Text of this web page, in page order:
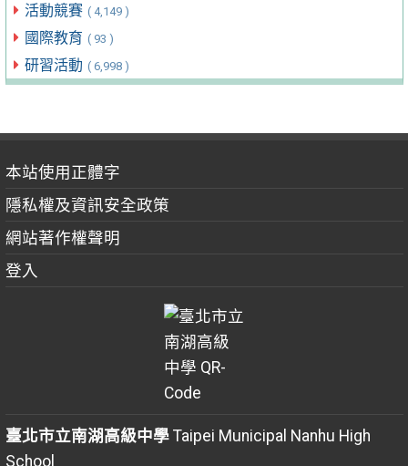
活動競賽 ( 4,149 )
國際教育 ( 93 )
研習活動 ( 6,998 )
本站使用正體字
隱私權及資訊安全政策
網站著作權聲明
登入
臺北市立南湖高級中學Taipei Municipal Nanhu High
School